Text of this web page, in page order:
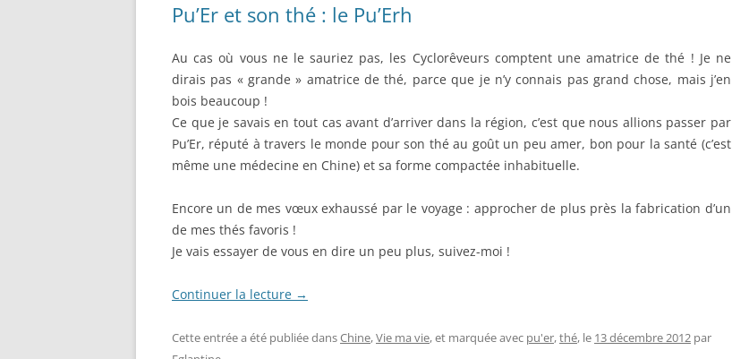
Pu’Er et son thé : le Pu’Erh
Au cas où vous ne le sauriez pas, les Cyclorêveurs comptent une amatrice de thé ! Je ne
dirais pas « grande » amatrice de thé, parce que je n’y connais pas grand chose, mais j’en
bois beaucoup !
Ce que je savais en tout cas avant d’arriver dans la région, c’est que nous allions passer par
Pu’Er, réputé à travers le monde pour son thé au goût un peu amer, bon pour la santé (c’est
même une médecine en Chine) et sa forme compactée inhabituelle.
Encore un de mes vœux exhaussé par le voyage : approcher de plus près la fabrication d’un
de mes thés favoris !
Je vais essayer de vous en dire un peu plus, suivez-moi !
Continuer la lecture →
Cette entrée a été publiée dansChine,Vie ma vie, et marquée avec pu'er,thé, le 13 décembre 2012 par